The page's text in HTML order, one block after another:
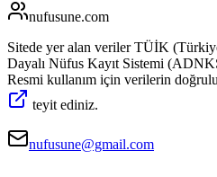
nufusune.com
Sitede yer alan veriler TÜİK
Dayalı Nüfus Kayıt Sistemi
Resmi kullanım için verilerin
teyit ediniz.
nufusune@gmail.com